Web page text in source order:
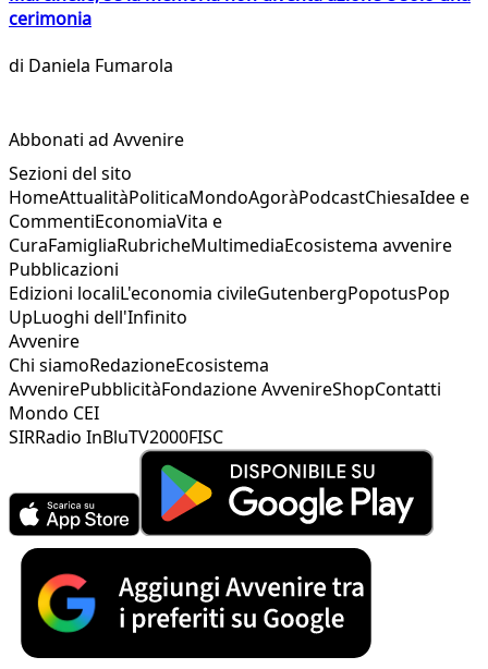
cerimonia
di Daniela Fumarola
Abbonati ad Avvenire
Sezioni del sito
HomeAttualitàPoliticaMondoAgoràPodcastChiesaIdee e
CommentiEconomiaVita e
CuraFamigliaRubricheMultimediaEcosistema avvenire
Pubblicazioni
Edizioni localiL'economia civileGutenbergPopotusPop
UpLuoghi dell'Infinito
Avvenire
Chi siamoRedazioneEcosistema
AvvenirePubblicitàFondazione AvvenireShopContatti
Mondo CEI
SIRRadio InBluTV2000FISC